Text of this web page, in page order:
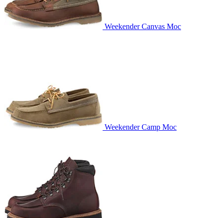
Weekender Canvas Moc
Weekender Camp Moc